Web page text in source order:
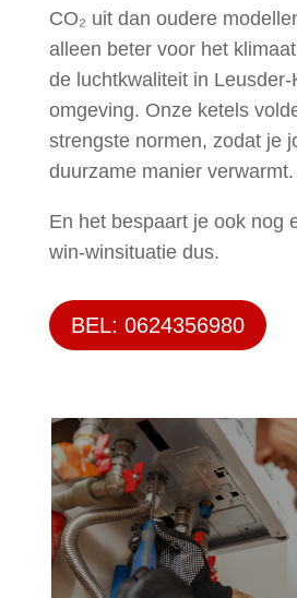
CO₂ uit dan oudere
alleen beter voor het
de luchtkwaliteit in Leusder-
omgeving. Onze ketels
strengste normen, zodat je
duurzame manier verwarmt.
En het bespaart je ook nog
win-winsituatie dus.
BEL: 0624356980